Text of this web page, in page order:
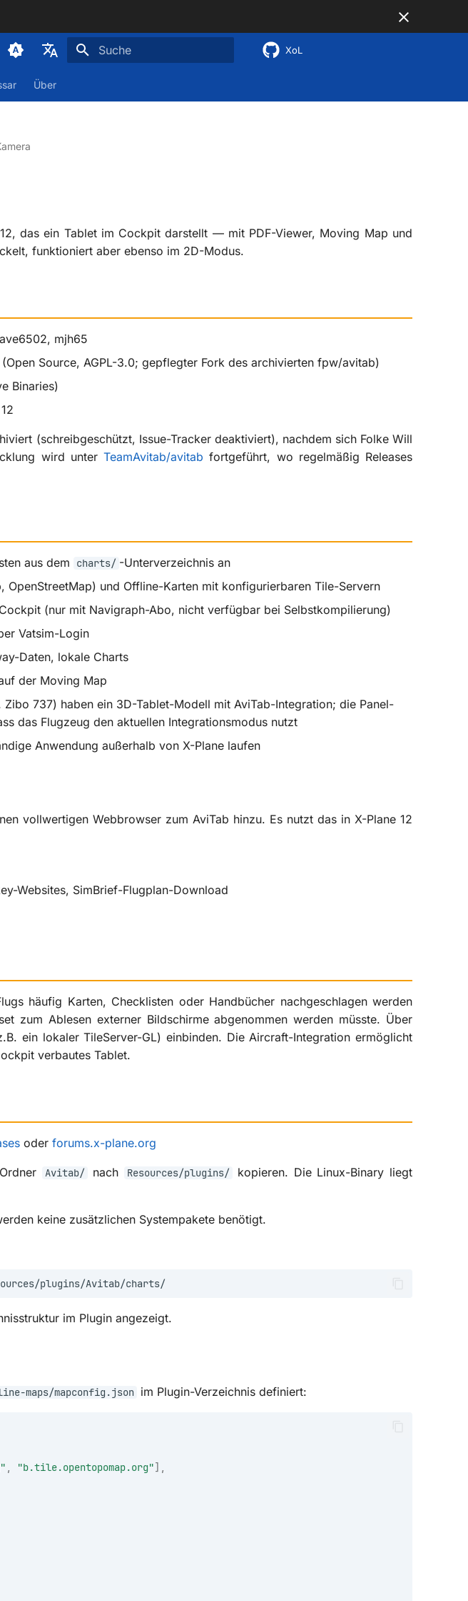
Deutsch
XoL
Über
12, das ein Tablet im Cockpit darstellt — mit PDF-Viewer, Moving Map und
funktioniert aber ebenso im 2D-Modus.
mjh65
(Open Source, AGPL-3.0; gepflegter Fork des archivierten fpw/avitab)
Binaries)
(schreibgeschützt, Issue-Tracker deaktiviert), nachdem sich Folke Will
wird unterTeamAvitab/avitab fortgeführt, wo regelmäßig Releases
aus dem charts/ -Unterverzeichnis an
OpenStreetMap) und Offline-Karten mit konfigurierbaren Tile-Servern
(nur mit Navigraph-Abo, nicht verfügbar bei Selbstkompilierung)
Vatsim-Login
Daten, lokale Charts
der Moving Map
Zibo 737) haben ein 3D-Tablet-Modell mit AviTab-Integration; die Panel-
das Flugzeug den aktuellen Integrationsmodus nutzt
Anwendung außerhalb von X-Plane laufen
vollwertigen Webbrowser zum AviTab hinzu. Es nutzt das in X-Plane 12
Websites, SimBrief-Flugplan-Download
häufig Karten, Checklisten oder Handbücher nachgeschlagen werden
zum Ablesen externer Bildschirme abgenommen werden müsste. Über
ein lokaler TileServer-GL) einbinden. Die Aircraft-Integration ermöglicht
verbautes Tablet.
oder forums.x-plane.org
Avitab/ nach Resources/plugins/
kopieren. Die Linux-Binary liegt
keine zusätzlichen Systempakete benötigt.
im Plugin angezeigt.
maps/mapconfig.json im Plugin-Verzeichnis definiert:
"b.tile.opentopomap.org"],